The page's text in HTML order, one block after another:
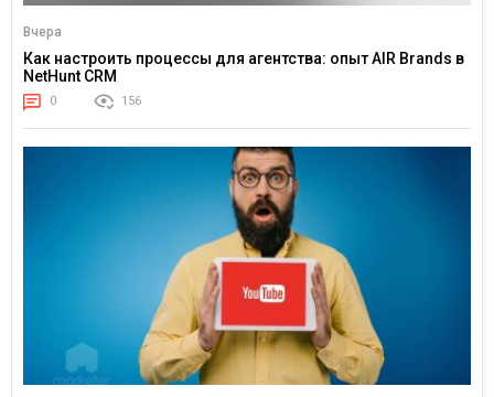
Вчера
Как настроить процессы для агентства: опыт AIR Brands в
NetHunt CRM
0 156